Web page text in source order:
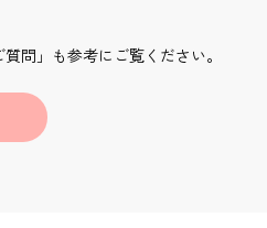
問」も参考にご覧ください。